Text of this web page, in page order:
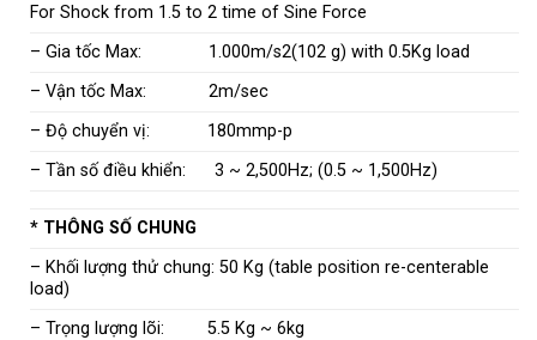
For Shock from 1.5 to 2 time of Sine Force
– Gia tốc Max: 1.000m/s2(102 g) with 0.5Kg load
– Vận tốc Max: 2m/sec
– Độ chuyển vị: 180mmp-p
– Tần số điều khiển: 3 ~ 2,500Hz; (0.5 ~ 1,500Hz)
* THÔNG SỐ CHUNG
– Khối lượng thử chung: 50 Kg (table position re-centerable
load)
– Trọng lượng lõi: 5.5 Kg ~ 6kg